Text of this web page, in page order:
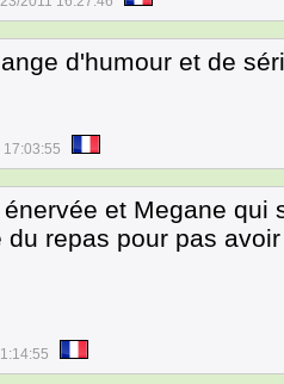
d'humour et de
17:03:55
énervée et Megane
du repas pour pas